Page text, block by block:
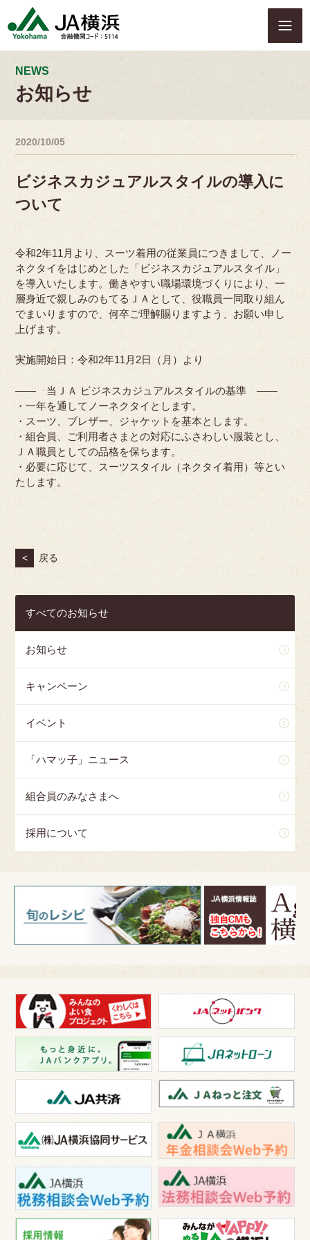
p
NEWS
お知らせ
2020/10/05
ビジネスカジュアルスタイルの導入に
ついて
令和2年11月より、スーツ着用の従業員につきまして、ノー
ネクタイをはじめとした「ビジネスカジュアルスタイル」
を導入いたします。働きやすい職場環境づくりにより、一
層身近で親しみのもてるＪＡとして、役職員一同取り組ん
でまいりますので、何卒ご理解賜りますよう、お願い申し
上げます。
実施開始日：令和2年11月2日（月）より
―― 当ＪＡ ビジネスカジュアルスタイルの基準 ――
・一年を通してノーネクタイとします。
・スーツ、ブレザー、ジャケットを基本とします。
・組合員、ご利用者さまとの対応にふさわしい服装とし、
ＪＡ職員としての品格を保ちます。
・必要に応じて、スーツスタイル（ネクタイ着用）等とい
たします。
< 戻る
すべてのお知らせ
お知らせ
キャンペーン
イベント
「ハマッ子」ニュース
組合員のみなさまへ
採用について